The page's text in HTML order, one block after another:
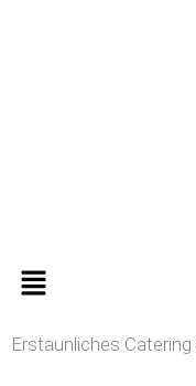
Menü
Erstaunliches